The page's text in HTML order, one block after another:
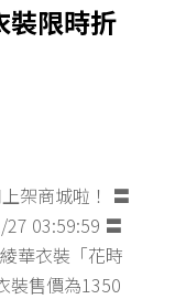
裝限時折
架商城啦！ 〓
03:59:59 〓
華衣裝「花時
裝售價為1350